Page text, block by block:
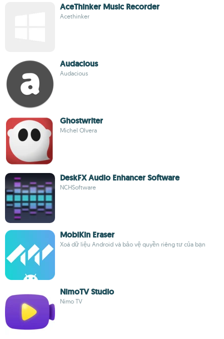
AceThinker Music Recorder
Acethinker
Audacious
Audacious
Ghostwriter
Michel Olvera
DeskFX Audio Enhancer Software
NCHSoftware
MobiKin Eraser
Xoá dữ liệu Android và bảo vệ quyền riêng tư của bạn
NimoTV Studio
Nimo TV